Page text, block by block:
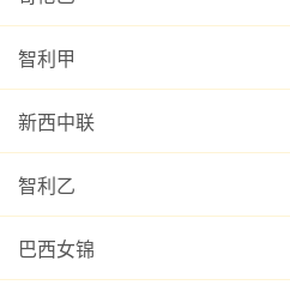
智利甲
新西中联
智利乙
巴西女锦